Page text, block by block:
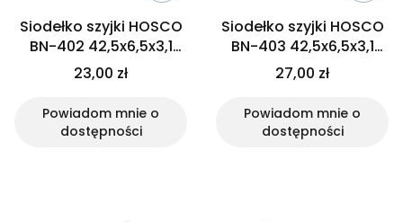
Siodełko szyjki HOSCO
BN-402 42,5x6,5x3,1
(kość)
23,00 zł
Powiadom mnie o
dostępności
Siodełko szyjki HOSCO
BN-403 42,5x6,5x3,1
(kość)
27,00 zł
Powiadom mnie o
dostępności